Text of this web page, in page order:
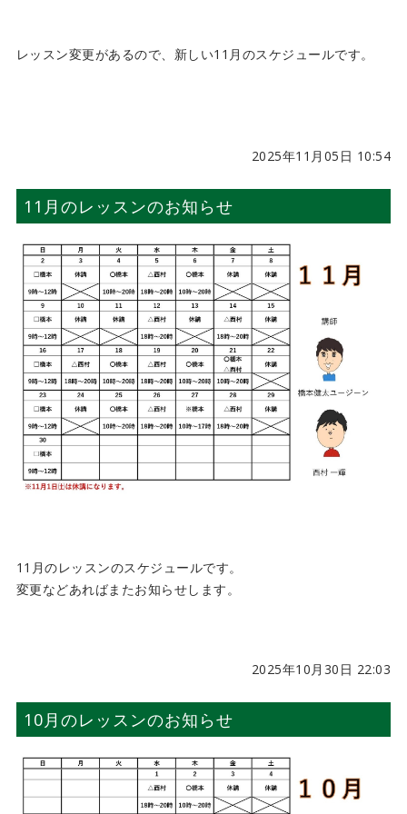
レッスン変更があるので、新しい11月のスケジュールです。
2025年11月05日 10:54
11月のレッスンのお知らせ
11月のレッスンのスケジュールです。
変更などあればまたお知らせします。
2025年10月30日 22:03
10月のレッスンのお知らせ